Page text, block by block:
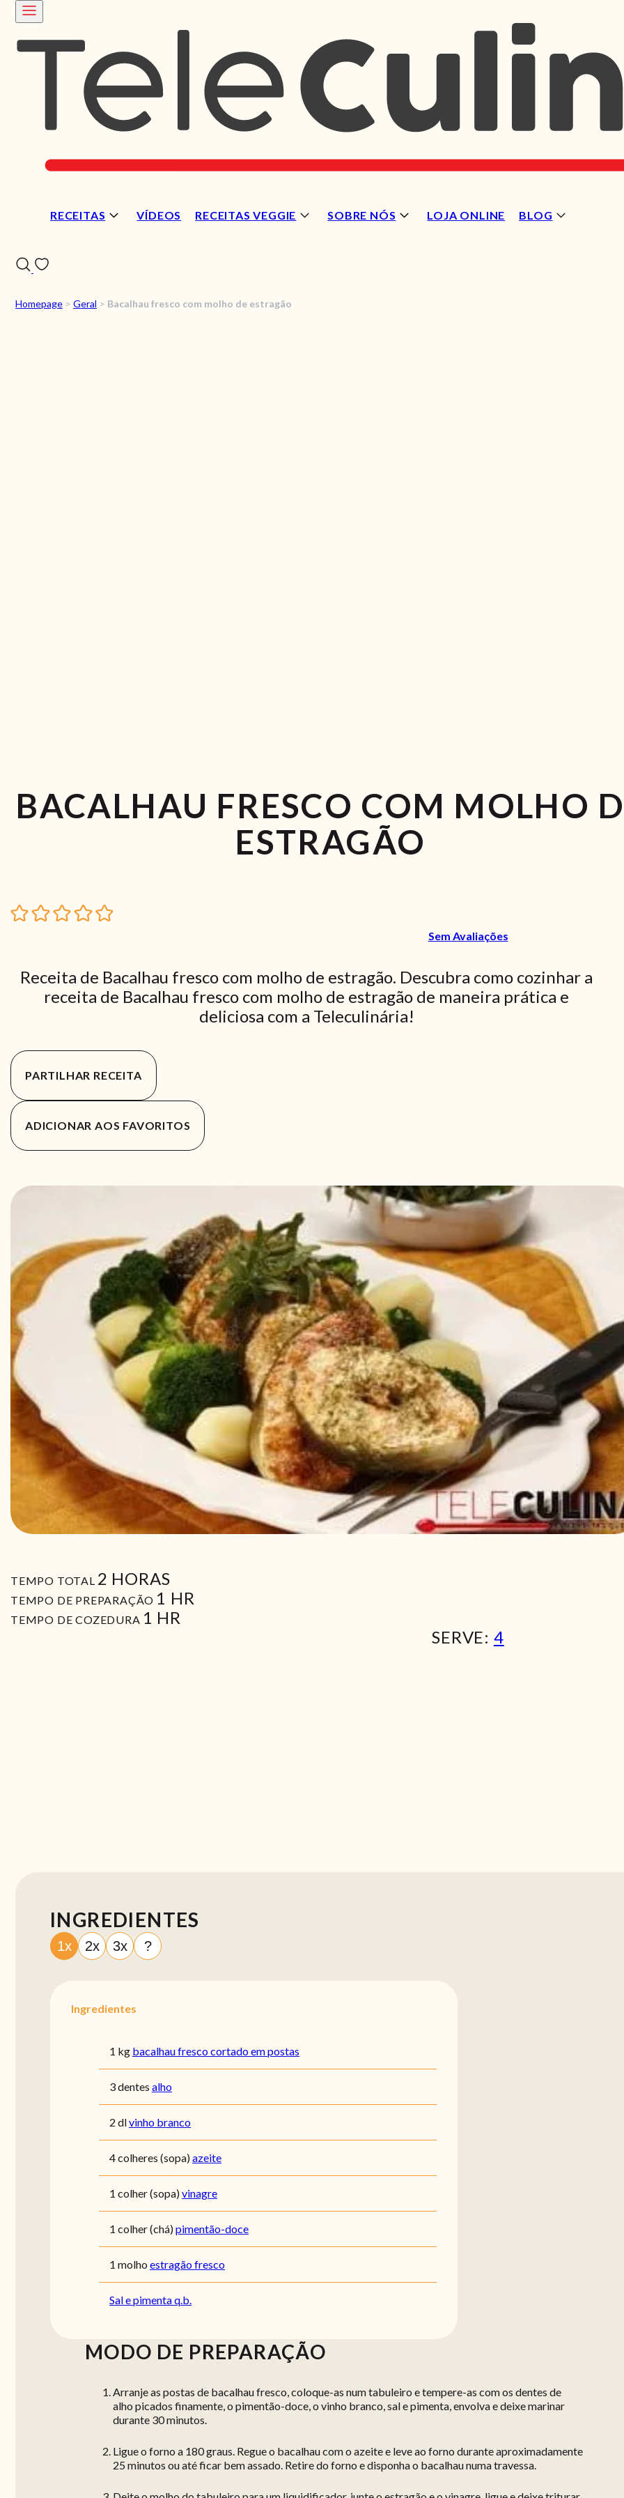
RECEITAS VÍDEOS RECEITAS VEGGIE SOBRE NÓS LOJA ONLINE BLOG
Homepage > Geral > Bacalhau fresco com molho de estragão
BACALHAU FRESCO COM MOLHO
ESTRAGÃO
Sem Avaliações
Receita de Bacalhau fresco com molho de estragão. Descubra como cozinhar a
receita de Bacalhau fresco com molho de estragão de maneira prática e
deliciosa com a Teleculinária!
PARTILHAR RECEITA
ADICIONAR AOS FAVORITOS
TEMPO TOTAL 2 HORAS
HORAS
TEMPO DE PREPARAÇÃO 1 HORA
HR
TEMPO DE COZEDURA 1 HORA
HR
SERVE: 4
INGREDIENTES
1x 2x 3x ?
Ingredientes
1 kg bacalhau fresco cortado em postas
3 dentes alho
2 dlvinho branco
4 colheres (sopa)azeite
1 colher (sopa)vinagre
1 colher (chá)pimentão-doce
1 molho estragão fresco
Sal e pimenta q.b.
MODO DE PREPARAÇÃO
Arranje as postas de bacalhau fresco, coloque-as num tabuleiro e tempere-as com os dentes de
alho picados finamente, o pimentão-doce, o vinho branco, sal e pimenta, envolva e deixe marinar
durante 30 minutos.
Ligue o forno a 180 graus. Regue o bacalhau com o azeite e leve ao forno durante aproximadamente
25 minutos ou até ficar bem assado. Retire do forno e disponha o bacalhau numa travessa.